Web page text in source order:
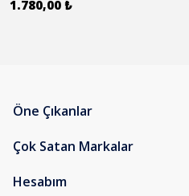
1.780,00 ₺
Öne Çıkanlar
Çok Satan Markalar
Hesabım